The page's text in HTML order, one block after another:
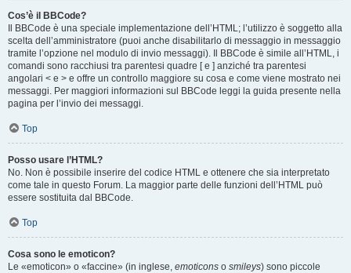
Cos’è il BBCode?
Il BBCode è una speciale implementazione dell’HTML; l’utilizzo è soggetto alla
scelta dell’amministratore (puoi anche disabilitarlo di messaggio in messaggio
tramite l’opzione nel modulo di invio messaggi). Il BBCode è simile all’HTML, i
comandi sono racchiusi tra parentesi quadre [ e ] anziché tra parentesi
angolari < e > e offre un controllo maggiore su cosa e come viene mostrato nei
messaggi. Per maggiori informazioni sul BBCode leggi la guida presente nella
pagina per l’invio dei messaggi.
Top
Posso usare l’HTML?
No. Non è possibile inserire del codice HTML e ottenere che sia interpretato
come tale in questo Forum. La maggior parte delle funzioni dell’HTML può
essere sostituita dal BBCode.
Top
Cosa sono le emoticon?
Le «emoticon» o «faccine» (in inglese, emoticons o smileys) sono piccole